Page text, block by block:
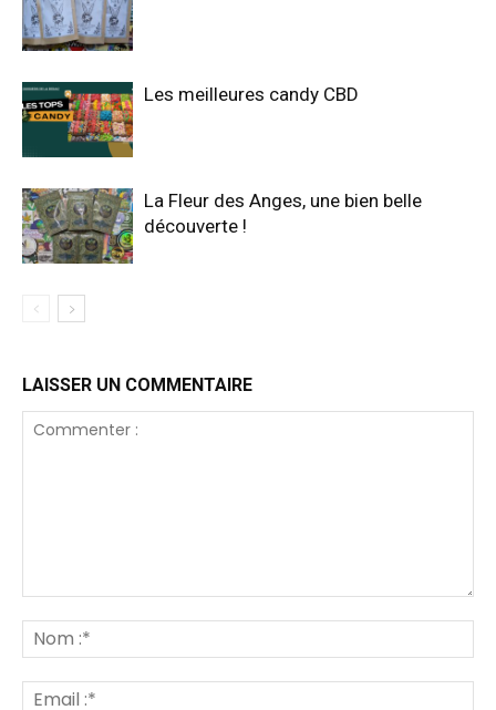
Les meilleures candy CBD
La Fleur des Anges, une bien belle
découverte !
LAISSER UN COMMENTAIRE